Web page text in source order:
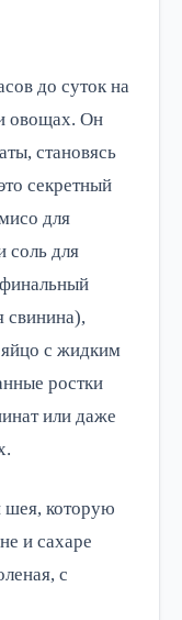
до суток на
овощах. Он
становясь
секретный
для
соль для
свинина),
с жидким
ростки
или даже
шея, которую
и сахаре
с